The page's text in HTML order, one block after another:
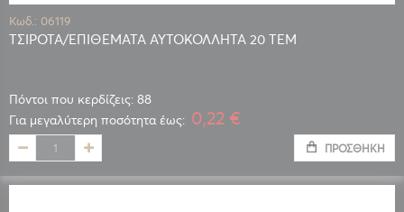
Κωδ.: 06119
ΤΣΙΡΟΤΑ/ΕΠΙΘΕΜΑΤΑ ΑΥΤΟΚΟΛΛΗΤΑ 20 ΤΕΜ
Πόντοι που κερδίζεις: 88
Για μεγαλύτερη ποσότητα έως: 0,22 €
ΠΡΟΣΘΉΚΗ